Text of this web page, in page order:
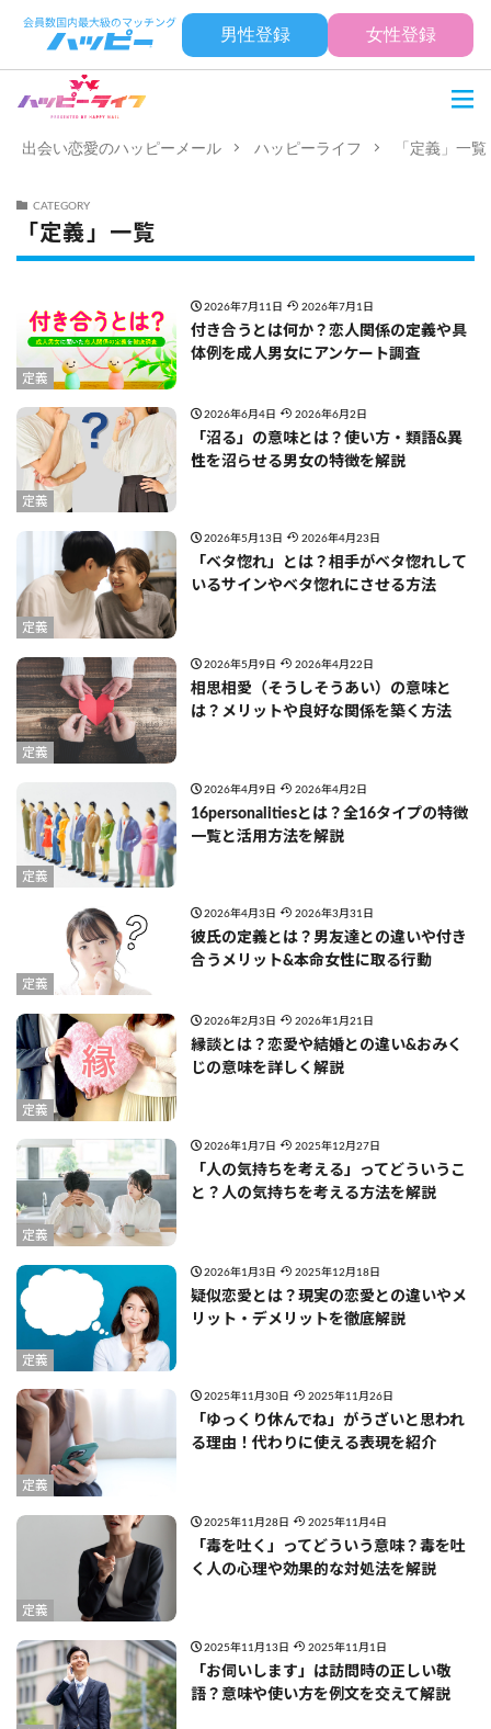
男性登録 女性登録
出会い恋愛のハッピーメール ハッピーライフ 「定義」一覧
CATEGORY
「定義」一覧
定義
2026年7月11日 2026年7月1日
付き合うとは何か？恋人関係の定義や具
体例を成人男女にアンケート調査
定義
2026年6月4日 2026年6月2日
「沼る」の意味とは？使い方・類語&異
性を沼らせる男女の特徴を解説
定義
2026年5月13日 2026年4月23日
「ベタ惚れ」とは？相手がベタ惚れして
いるサインやベタ惚れにさせる方法
定義
2026年5月9日 2026年4月22日
相思相愛（そうしそうあい）の意味と
は？メリットや良好な関係を築く方法
定義
2026年4月9日 2026年4月2日
16personalitiesとは？全16タイプの特徴
一覧と活用方法を解説
定義
2026年4月3日 2026年3月31日
彼氏の定義とは？男友達との違いや付き
合うメリット&本命女性に取る行動
定義
2026年2月3日 2026年1月21日
縁談とは？恋愛や結婚との違い&おみく
じの意味を詳しく解説
定義
2026年1月7日 2025年12月27日
「人の気持ちを考える」ってどういうこ
と？人の気持ちを考える方法を解説
定義
2026年1月3日 2025年12月18日
疑似恋愛とは？現実の恋愛との違いやメ
リット・デメリットを徹底解説
定義
2025年11月30日 2025年11月26日
「ゆっくり休んでね」がうざいと思われ
る理由！代わりに使える表現を紹介
定義
2025年11月28日 2025年11月4日
「毒を吐く」ってどういう意味？毒を吐
く人の心理や効果的な対処法を解説
2025年11月13日 2025年11月1日
「お伺いします」は訪問時の正しい敬
語？意味や使い方を例文を交えて解説